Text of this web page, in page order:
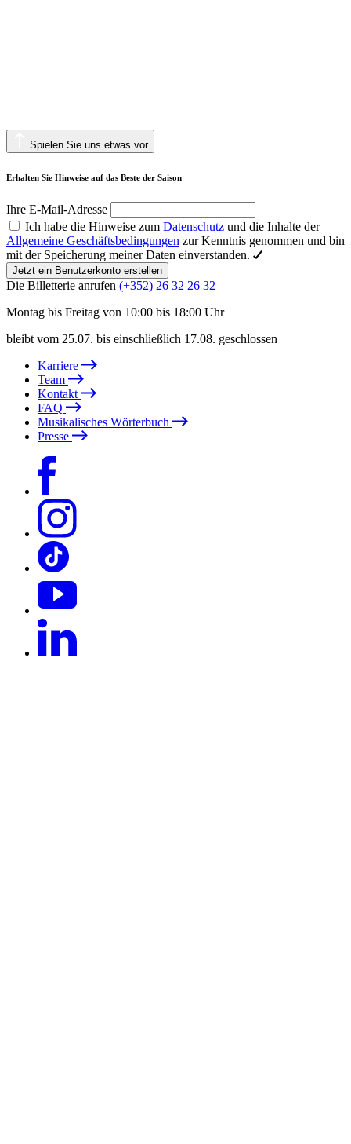
Spielen Sie uns etwas vor
Erhalten Sie Hinweise auf das Beste der Saison
Ihre E-Mail-Adresse
Ich habe die Hinweise zum Datenschutz und die Inhalte der
Allgemeine Geschäftsbedingungen zur Kenntnis genommen und bin
mit der Speicherung meiner Daten einverstanden.
Jetzt ein Benutzerkonto erstellen
Die Billetterie anrufen (+352) 26 32 26 32
Montag bis Freitag von 10:00 bis 18:00 Uhr
bleibt vom 25.07. bis einschließlich 17.08. geschlossen
Karriere
Team
Kontakt
FAQ
Musikalisches Wörterbuch
Presse